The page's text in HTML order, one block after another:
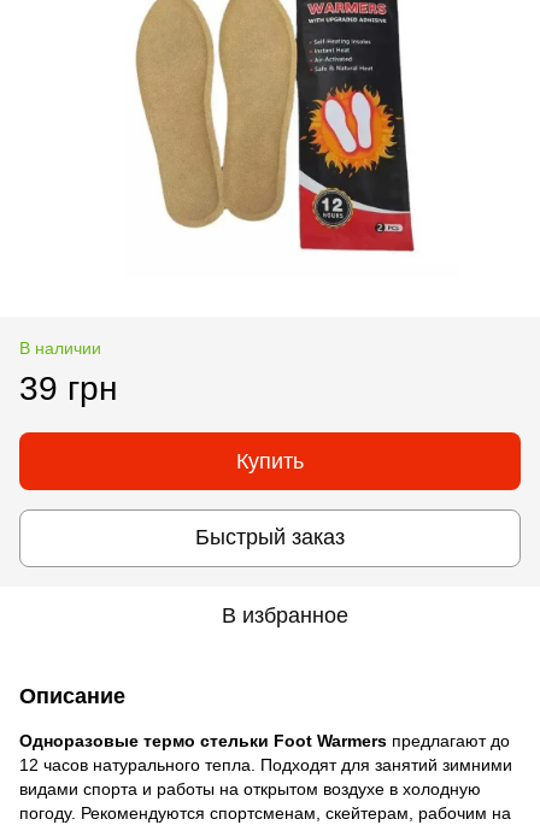
В наличии
39 грн
Купить
Быстрый заказ
В избранное
Описание
Одноразовые термо стельки Foot Warmers предлагают до
12 часов натурального тепла. Подходят для занятий зимними
видами спорта и работы на открытом воздухе в холодную
погоду. Рекомендуются спортсменам, скейтерам, рабочим на